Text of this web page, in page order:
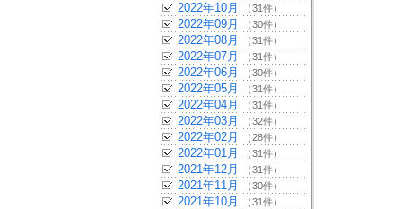
2022年10月 （31件）
2022年09月 （30件）
2022年08月 （31件）
2022年07月 （31件）
2022年06月 （30件）
2022年05月 （31件）
2022年04月 （31件）
2022年03月 （32件）
2022年02月 （28件）
2022年01月 （31件）
2021年12月 （31件）
2021年11月 （30件）
2021年10月 （31件）